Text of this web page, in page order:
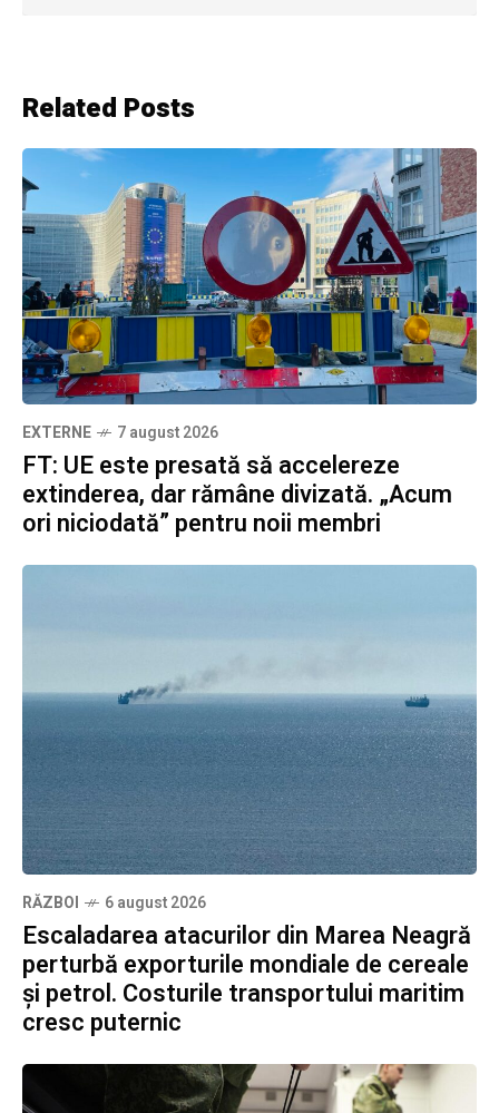
Related Posts
EXTERNE 7 august 2026
FT: UE este presată să accelereze
extinderea, dar rămâne divizată. „Acum
ori niciodată” pentru noii membri
RĂZBOI 6 august 2026
Escaladarea atacurilor din Marea Neagră
perturbă exporturile mondiale de cereale
și petrol. Costurile transportului maritim
cresc puternic